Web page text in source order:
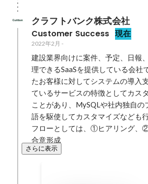
クラフトバンク株式会社
Customer Success 現在
2022年2月 -
建設業界向けに案件、予定、日報
理できるSaaSを提供している会社
たお客様に対してシステムの導入
ているサービスの特徴としてカス
ことがあり、MySQLや社内独自の
語を駆使してカスタマイズなども
フローとしては、①ヒアリング
合意形成
さらに表示